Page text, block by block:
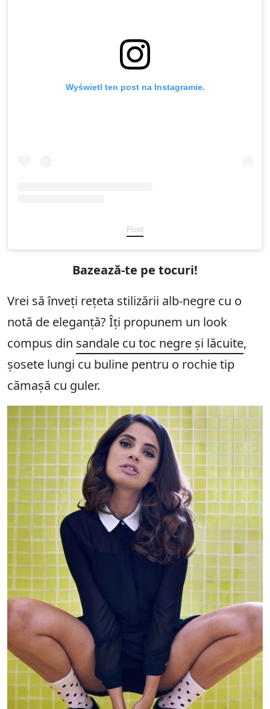
Wyświetl ten post na Instagramie.
Post
Bazează-te pe tocuri!
Vrei să înveți rețeta stilizării alb-negre cu o
notă de eleganță? Îți propunem un look
compus din sandale cu toc negre și lăcuite,
șosete lungi cu buline pentru o rochie tip
cămașă cu guler.